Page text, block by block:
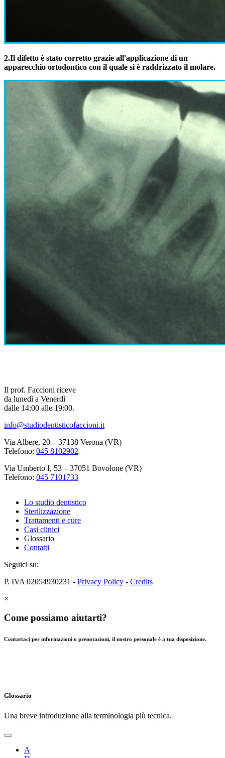
2.Il difetto è stato corretto grazie all'applicazione di un
apparecchio ortodontico con il quale si è raddrizzato il molare.
Il prof. Faccioni riceve
da lunedì a Venerdì
dalle 14:00 alle 19:00.
info@studiodentisticofaccioni.it
Via Albere, 20 – 37138 Verona (VR)
Telefono: 045 8102902
Via Umberto I, 53 – 37051 Bovolone (VR)
Telefono: 045 7101733
Lo studio dentistico
Sterilizzazione
Trattamenti e cure
Casi clinici
Glossario
Contatti
Seguici su:
P. IVA 02054930231 - Privacy Policy - Credits
×
Come possiamo aiutarti?
Contattaci per informazioni o prenotazioni, il nostro personale è a tua disposizione.
Glossario
Una breve introduzione alla terminologia più tecnica.
A